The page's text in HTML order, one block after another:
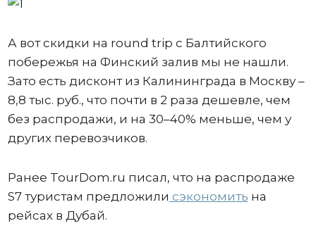
А вот скидки на round trip с Балтийского
побережья на Финский залив мы не нашли.
Зато есть дисконт из Калининграда в Москву –
8,8 тыс. руб., что почти в 2 раза дешевле, чем
без распродажи, и на 30–40% меньше, чем у
других перевозчиков.
Ранее TourDom.ru писал, что на распродаже
S7 туристам предложили сэкономить на
рейсах в Дубай.